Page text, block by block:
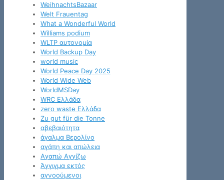
WeihnachtsBazaar
Welt Frauentag
What a Wonderful World
Williams podium
WLTP αυτονομία
World Backup Day
world music
World Peace Day 2025
World Wide Web
WorldMSDay
WRC Ελλάδα
zero waste Ελλάδα
Zu gut für die Tonne
αβεβαιότητα
άγαλμα Βερολίνο
αγάπη και απώλεια
Αγαπώ Αγγίζω
Άγγιγμα εκτός
αγνοούμενοι